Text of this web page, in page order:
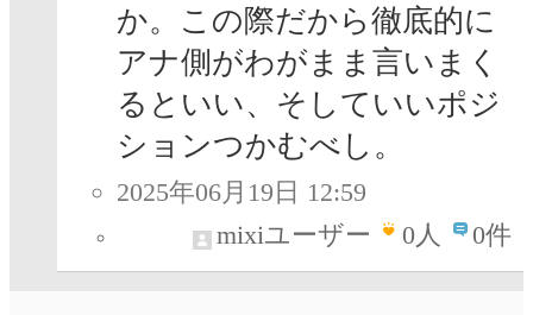
か。この際だから徹底的に
アナ側がわがまま言いまく
るといい、そしていいポジ
ションつかむべし。
2025年06月19日 12:59
mixiユーザー
0人 0件